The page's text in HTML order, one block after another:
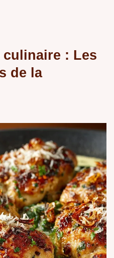
: Les
de la